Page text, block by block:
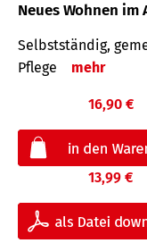
Neues Wohnen im
Selbstständig,
Pflege
mehr
16,90 €
13,99 €